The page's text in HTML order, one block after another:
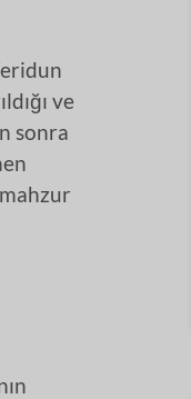
ve
sonra
mahzur